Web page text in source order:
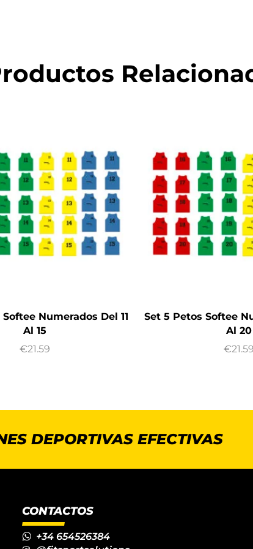
Numerados Del 11
Al 15
€21.59
Set 5 Petos Softee
Al 20
€21.59
DEPORTIVAS EFECTIVAS
CONTACTOS
+34 654526384